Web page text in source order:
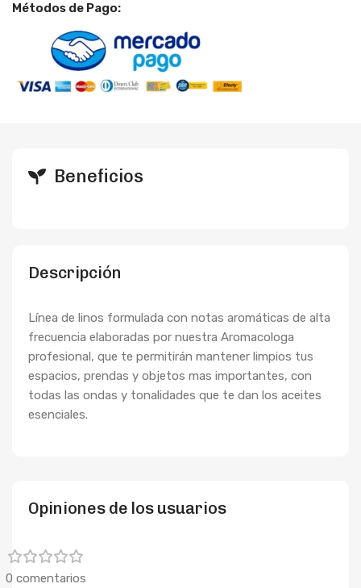
Métodos de Pago:
Descripción
Línea de linos formulada con notas aromáticas de alta
frecuencia elaboradas por nuestra Aromacologa
profesional, que te permitirán mantener limpios tus
espacios, prendas y objetos mas importantes, con
todas las ondas y tonalidades que te dan los aceites
esenciales.
Beneficios
Opiniones de los usuarios
0 comentarios